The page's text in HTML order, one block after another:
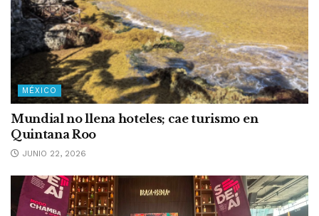
MÉXICO
Mundial no llena hoteles; cae turismo en
Quintana Roo
JUNIO 22, 2026